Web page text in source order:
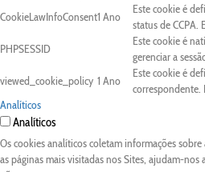
CookieLawInfoConsent1 Ano
Este cookie é
status de CCPA.
PHPSESSID
Este cookie é
gerenciar a
viewed_cookie_policy 1 Ano
Este cookie é
correspondente.
Analíticos
Analíticos
Os cookies analíticos coletam informações
as páginas mais visitadas nos Sites, ajudam-